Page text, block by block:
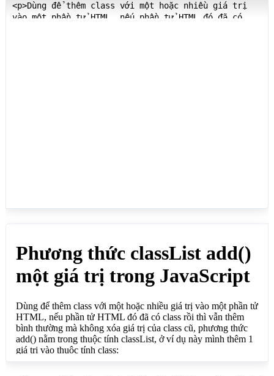
<p>Dùng để thêm class với một hoặc nhiều giá trị
vào một phần tử HTML, nếu phần tử HTML đó đã có
</body>
</html>